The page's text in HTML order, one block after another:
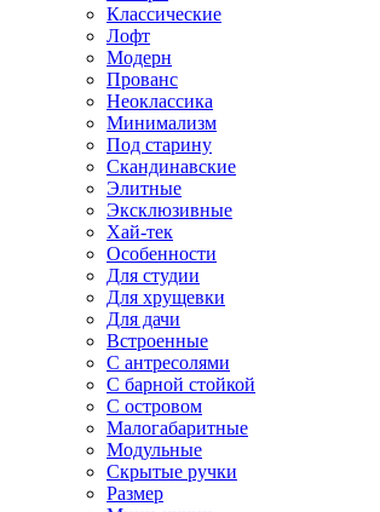
Классические
Лофт
Модерн
Прованс
Неоклассика
Минимализм
Под старину
Скандинавские
Элитные
Эксклюзивные
Хай-тек
Особенности
Для студии
Для хрущевки
Для дачи
Встроенные
С антресолями
С барной стойкой
С островом
Малогабаритные
Модульные
Скрытые ручки
Размер